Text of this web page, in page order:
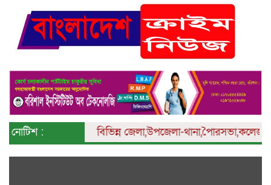
নোটিশ : বিভিন্নজেলা,উপজেলা-থানা,পৈারসভা,কলেজ ও